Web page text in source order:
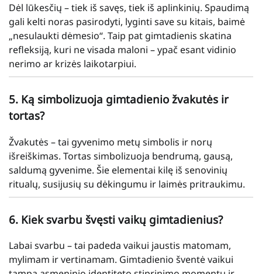
Dėl lūkesčių – tiek iš savęs, tiek iš aplinkinių. Spaudimą
gali kelti noras pasirodyti, lyginti save su kitais, baimė
„nesulaukti dėmesio“. Taip pat gimtadienis skatina
refleksiją, kuri ne visada maloni – ypač esant vidinio
nerimo ar krizės laikotarpiui.
5. Ką simbolizuoja gimtadienio žvakutės ir
tortas?
Žvakutės – tai gyvenimo metų simbolis ir norų
išreiškimas. Tortas simbolizuoja bendrumą, gausą,
saldumą gyvenime. Šie elementai kilę iš senovinių
ritualų, susijusių su dėkingumu ir laimės pritraukimu.
6. Kiek svarbu švęsti vaikų gimtadienius?
Labai svarbu – tai padeda vaikui jaustis matomam,
mylimam ir vertinamam. Gimtadienio šventė vaikui